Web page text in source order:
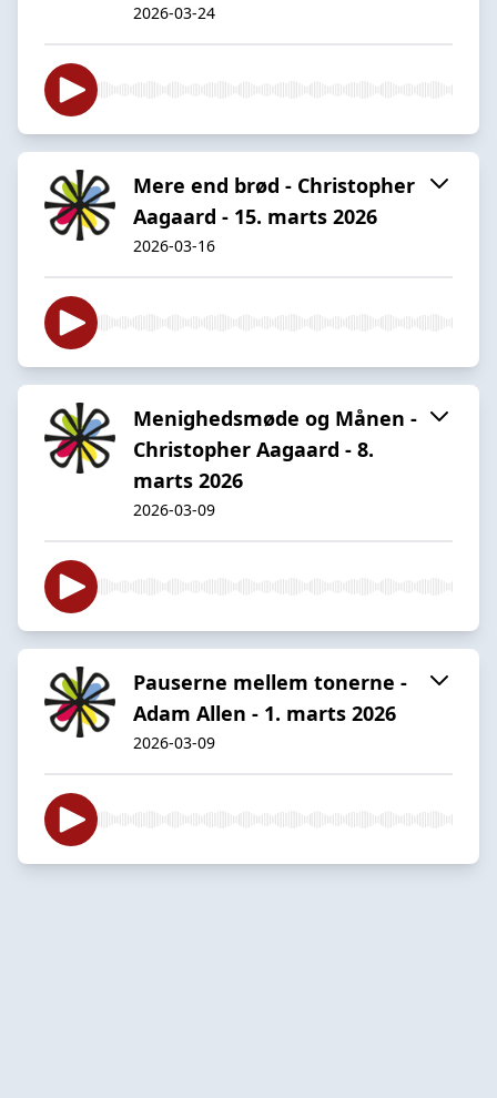
2026-03-24
Mere end brød - Christopher
Aagaard - 15. marts 2026
2026-03-16
Menighedsmøde og Månen -
Christopher Aagaard - 8.
marts 2026
2026-03-09
Pauserne mellem tonerne -
Adam Allen - 1. marts 2026
2026-03-09